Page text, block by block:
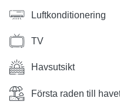
Luftkonditionering
TV
Havsutsikt
Första raden till